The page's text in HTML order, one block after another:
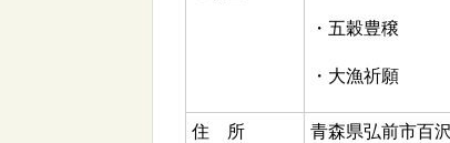
・五穀豊穣
・大漁祈願
住 所
青森県弘前市百